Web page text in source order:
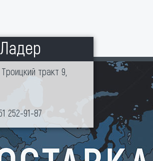
тракт 9,
252-91-87